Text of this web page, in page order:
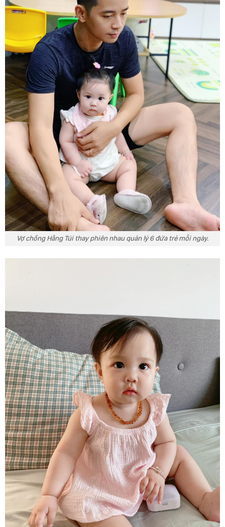
Vợ chồng Hằng Túi thay phiên nhau quản lý 6 đứa trẻ mỗi ngày.